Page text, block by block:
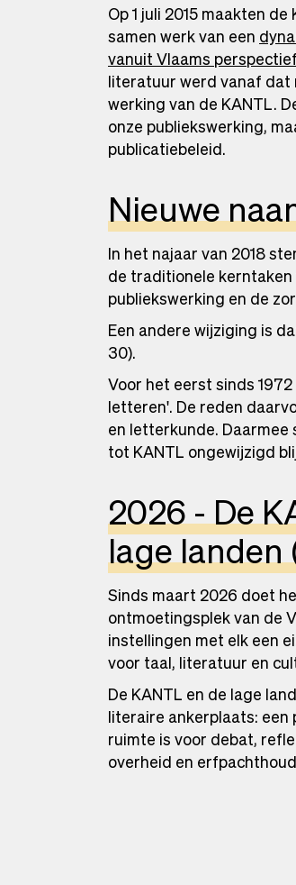
Op 1 juli 2015 maakten
samen werk van een
vanuit Vlaams perspectief
literatuur werd vanaf dat
werking van de KANTL.
onze publiekswerking,
publicatiebeleid.
Nieuwe
In het najaar van 2018
de traditionele
publiekswerking en de
Een andere wijziging is
30).
Voor het eerst sinds
letteren'. De reden
en letterkunde.
tot KANTL ongewijzigd
2026 - De
lage landen
Sinds maart 2026 doet
ontmoetingsplek van de
instellingen met elk een
voor taal, literatuur en
De KANTL en de lage
literaire ankerplaats:
ruimte is voor debat,
overheid en